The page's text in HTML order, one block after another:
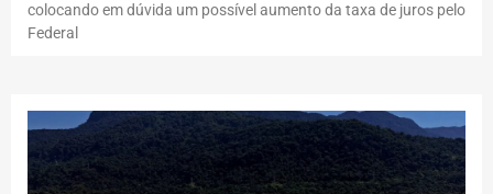
colocando em dúvida um possível aumento da taxa de juros pelo
Federal